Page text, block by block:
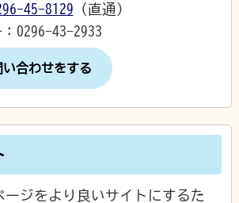
45-8129 （直通）
0296-43-2933
い合わせをする
ージをより良いサイトにするた